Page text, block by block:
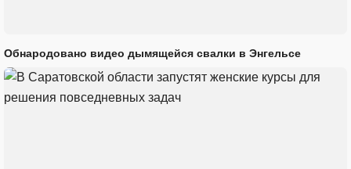
Обнародовано видео дымящейся свалки в Энгельсе